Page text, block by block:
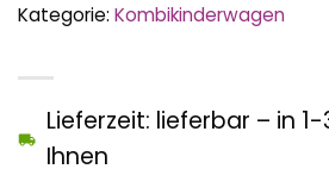
Lieferzeit: lieferbar – in
Ihnen
Kategorie: Kombikinderwagen